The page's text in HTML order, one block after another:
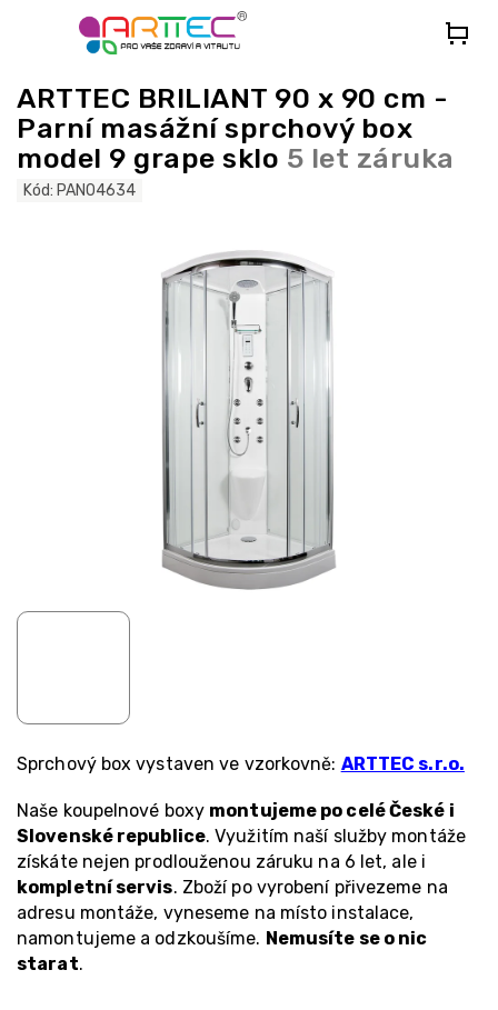
ARTTEC BRILIANT 90 x 90 cm -
Parní masážní sprchový box
model 9 grape sklo 5 let záruka
Kód: PAN04634
Sprchový box vystaven ve vzorkovně: ARTTEC s.r.o.
Naše koupelnové boxy montujeme po celé České i
Slovenské republice. Využitím naší služby montáže
získáte nejen prodlouženou záruku na 6 let, ale i
kompletní servis. Zboží po vyrobení přivezeme na
adresu montáže, vyneseme na místo instalace,
namontujeme a odzkoušíme. Nemusíte se o nic
starat.